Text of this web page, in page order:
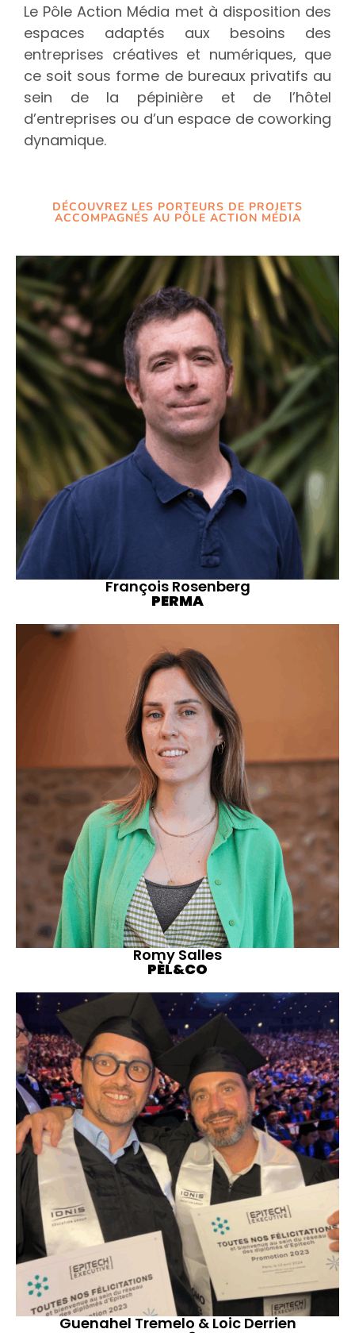
Le Pôle Action Média met à disposition des
espaces adaptés aux besoins des
entreprises créatives et numériques, que
ce soit sous forme de bureaux privatifs au
sein de la pépinière et de l’hôtel
d’entreprises ou d’un espace de coworking
dynamique.
DÉCOUVREZ LES PORTEURS DE PROJETS
ACCOMPAGNÉS AU PÔLE ACTION MÉDIA
François Rosenberg
PERMA
Romy Salles
PÈL&CO
Guenahel Tremelo & Loic Derrien